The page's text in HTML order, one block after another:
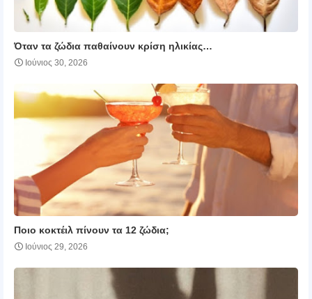
Όταν τα ζώδια παθαίνουν κρίση ηλικίας…
Ιούνιος 30, 2026
Ποιο κοκτέιλ πίνουν τα 12 ζώδια;
Ιούνιος 29, 2026